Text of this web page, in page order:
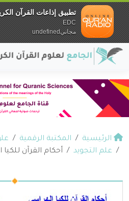
الرئيسية المكتبة الرقمية
علم التجويد
أحكام القرآن
تطبيق إذاعات القرآن
EDC
مجانيundefined